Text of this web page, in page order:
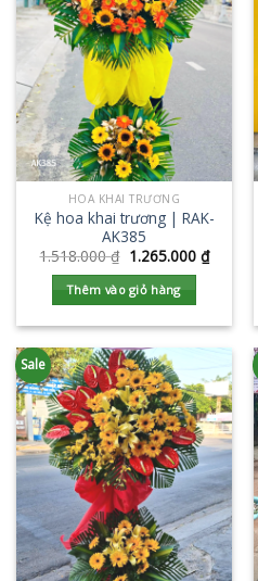
HOA KHAI TRƯƠNG
Kệ hoa khai trương | RAK-
AK385
1.518.000₫ 1.265.000 ₫
Thêm vào giỏ hàng
Sale